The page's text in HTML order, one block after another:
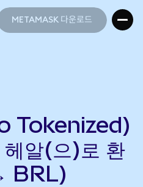
METAMASK 다운로드
Tokenized)
알(으)로 환
BRL)